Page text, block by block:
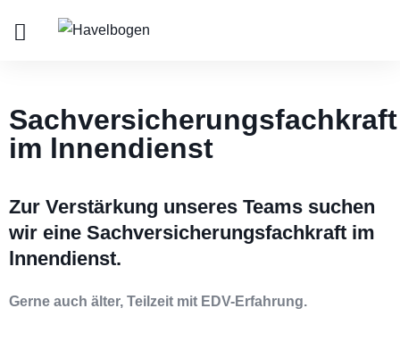
Sachversicherungsfachkraft
im lnnendienst
Zur Verstärkung unseres Teams suchen
wir eine Sachversicherungsfachkraft im
lnnendienst.
Gerne auch älter, Teilzeit mit EDV-Erfahrung.